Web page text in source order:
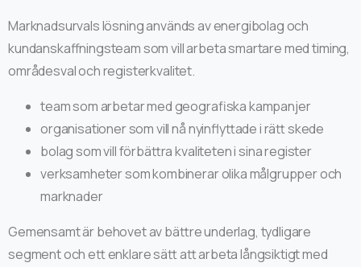
Marknadsurvals lösning används av energibolag och
kundanskaffningsteam som vill arbeta smartare med timing,
områdesval och registerkvalitet.
team som arbetar med geografiska kampanjer
organisationer som vill nå nyinflyttade i rätt skede
bolag som vill förbättra kvaliteten i sina register
verksamheter som kombinerar olika målgrupper och
marknader
Gemensamt är behovet av bättre underlag, tydligare
segment och ett enklare sätt att arbeta långsiktigt med